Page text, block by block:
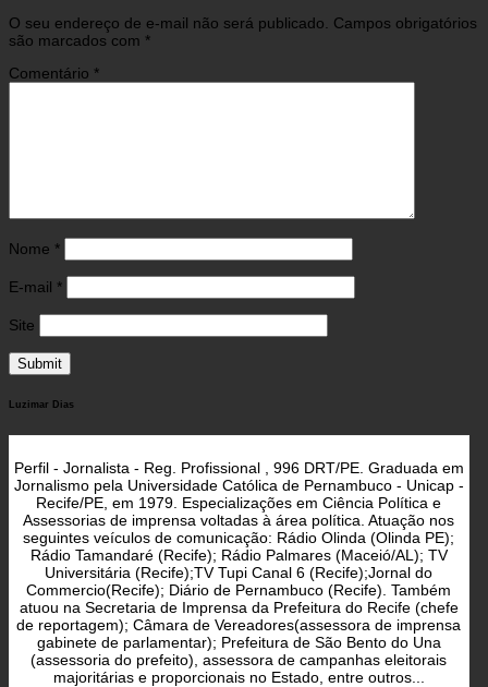
O seu endereço de e-mail não será publicado. Campos obrigatórios
são marcados com *
Comentário *
Nome *
E-mail *
Site
Luzimar Dias
Perfil - Jornalista - Reg. Profissional , 996 DRT/PE. Graduada em
Jornalismo pela Universidade Católica de Pernambuco - Unicap -
Recife/PE, em 1979. Especializações em Ciência Política e
Assessorias de imprensa voltadas à área política. Atuação nos
seguintes veículos de comunicação: Rádio Olinda (Olinda PE);
Rádio Tamandaré (Recife); Rádio Palmares (Maceió/AL); TV
Universitária (Recife);TV Tupi Canal 6 (Recife);Jornal do
Commercio(Recife); Diário de Pernambuco (Recife). Também
atuou na Secretaria de Imprensa da Prefeitura do Recife (chefe
de reportagem); Câmara de Vereadores(assessora de imprensa
gabinete de parlamentar); Prefeitura de São Bento do Una
(assessoria do prefeito), assessora de campanhas eleitorais
majoritárias e proporcionais no Estado, entre outros...